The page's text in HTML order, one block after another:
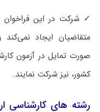
✓ شرکت در این فراخوان
متقاضیان ایجاد
صورت تمایل در آزمون
کشور، نیز شرکت نمایند.